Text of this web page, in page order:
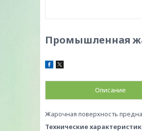
Промышленная
Описание
Жарочная поверхность
Технические